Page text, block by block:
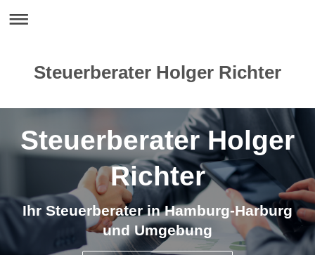
Steuerberater Holger Richter
Steuerberater Holger
Richter
Ihr Steuerberater in Hamburg-Harburg
und Umgebung